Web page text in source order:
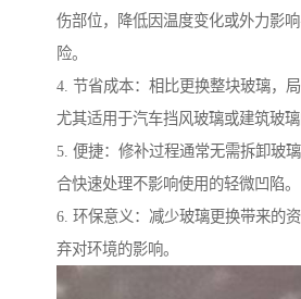
伤部位，降低因温度变化或外力影
险。
4. 节省成本：相比更换整块玻璃，局
尤其适用于汽车挡风玻璃或建筑玻璃
5. 便捷：修补过程通常无需拆卸玻
合快速处理不影响使用的轻微凹陷。
6. 环保意义：减少玻璃更换带来的
弃对环境的影响。